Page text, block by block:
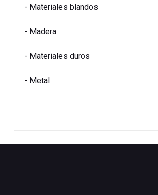
- Materiales blandos
- Madera
- Materiales duros
- Metal